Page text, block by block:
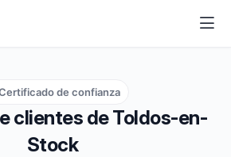
de 10
clientes de Toldos-en-
Stock
de confianza